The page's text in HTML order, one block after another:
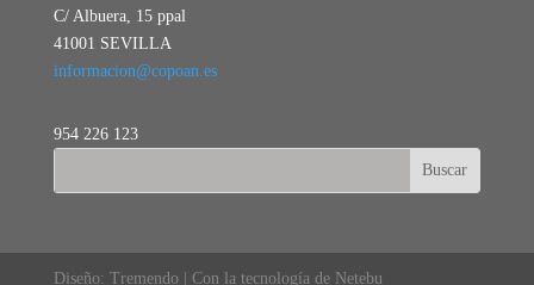
C/ Albuera, 15 ppal
41001 SEVILLA
informacion@copoan.es
954 226 123
Diseño: Tremendo | Con la tecnología de Netebu